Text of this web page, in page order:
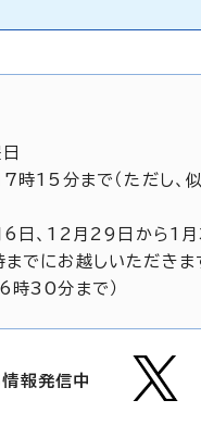
時15分まで（ただし、
6日、12月29日から1
でにお越しいただきま
時30分まで）
報発信中